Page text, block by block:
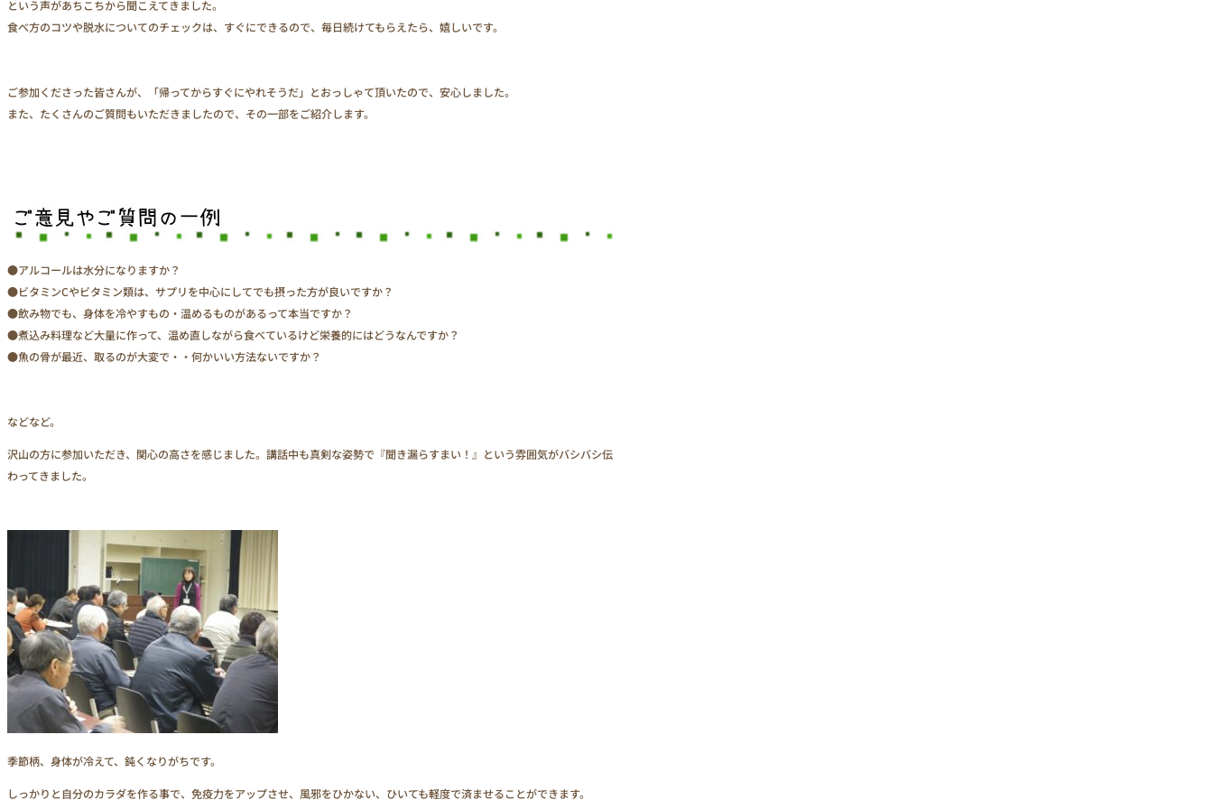
という声があちこちから聞こえてきました。
食べ方のコツや脱水についてのチェックは、すぐにできるので、毎日続けてもらえたら、嬉しいです。
ご参加くださった皆さんが、「帰ってからすぐにやれそうだ」とおっしゃて頂いたので、安心しました。
また、たくさんのご質問もいただきましたので、その一部をご紹介します。
●アルコールは水分になりますか？
●ビタミンCやビタミン類は、サプリを中心にしてでも摂った方が良いですか？
●飲み物でも、身体を冷やすもの・温めるものがあるって本当ですか？
●煮込み料理など大量に作って、温め直しながら食べているけど栄養的にはどうなんですか？
●魚の骨が最近、取るのが大変で・・何かいい方法ないですか？
などなど。
沢山の方に参加いただき、関心の高さを感じました。講話中も真剣な姿勢で『聞き漏らすまい！』という雰囲気がバシバシ伝
わってきました。
季節柄、身体が冷えて、鈍くなりがちです。
しっかりと自分のカラダを作る事で、免疫力をアップさせ、風邪をひかない、ひいても軽度で済ませることができます。